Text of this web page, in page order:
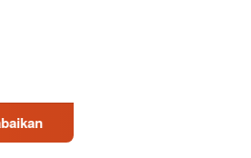
Direksi Baru PDAM Surya Sembada